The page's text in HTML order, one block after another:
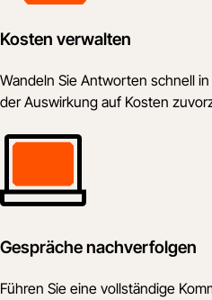
Kosten verwalten
Wandeln Sie Antworten schnell
der Auswirkung auf Kosten
Gespräche nachverfolgen
Führen Sie eine vollständige